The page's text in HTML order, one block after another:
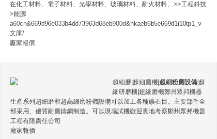
在化工材料、電子材料、光學材料、玻璃材料、耐火材料、>>工程科技
>能源
a60cn&669d96e033b4dd73963d68eb900d&hkaeb6b5e669d1i10tp1_v
文庫/
廠家報價
超細磨|超細磨機|超細粉磨設備 |超
細研磨機|超細磨機鄭州眾邦機器
生產系列超細磨和超高細磨粉機設備可以加工各種礦石目。主要部件全
部采用、優質耐磨鑄鋼制造。可以現場試機歡迎實地考察鄭州眾邦機器
工程有限責任公司
廠家報價